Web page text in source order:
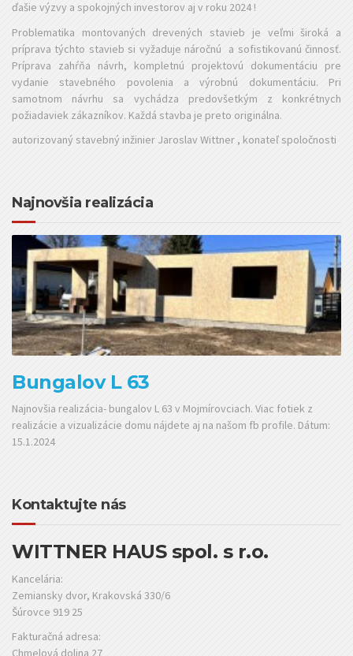
ďašie výzvy a spokojných investorov aj v roku 2024 !
Problematika montovaných drevených stavieb je veľmi široká a
príprava týchto stavieb si vyžaduje náročnú a sofistikovanú činnosť.
Príprava zahŕňa návrh, kompletnú projektovú dokumentáciu pre
vydanie stavebného povolenia a výrobnú dokumentáciu. Pri
samotnom návrhu sa vychádza predovšetkým z konkrétnych
požiadaviek zákazníkov. Každá stavba je preto originálna.
autorizovaný stavebný inžinier Jaroslav Wittner , konateľ spoločnosti
Najnovšia realizácia
Bungalov L 63
Najnovšia realizácia- bungalov L 63 v Mojmírovciach. Viac fotiek z
realizácie a vizualizácie domu nájdete aj na našom fb profile. Dátum:
15.1.2024
Kontaktujte nás
WITTNER HAUS spol. s r.o.
Kancelária:
Zemiansky dvor, Krakovská 330/6
Šúrovce 919 25
Fakturačná adresa:
Chmelová dolina 27